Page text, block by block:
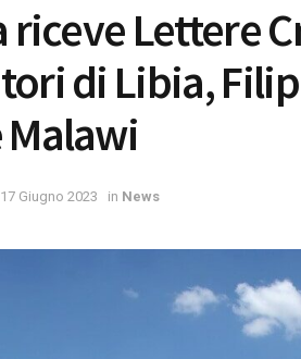
Lettere
di Libia,
Malawi
17 Giugno 2023 in News